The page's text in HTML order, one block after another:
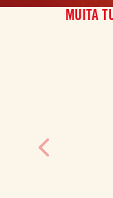
MUITA